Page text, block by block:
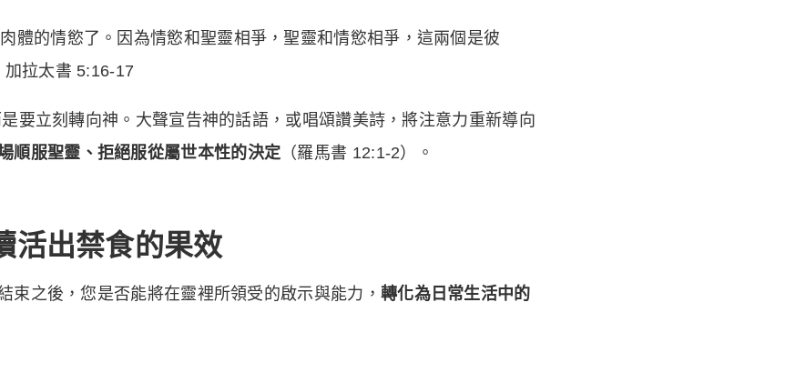
體的情慾了。因為情慾和聖靈相爭，聖靈和情慾相爭，這兩個是彼
拉太書 5:16-17
要立刻轉向神。大聲宣告神的話語，或唱頌讚美詩，將注意力重新導向
順服聖靈、拒絕服從屬世本性的決定 （羅馬書 12:1-2）。
活出禁食的果效
之後，您是否能將在靈裡所領受的啟示與能力， 轉化為日常生活中的